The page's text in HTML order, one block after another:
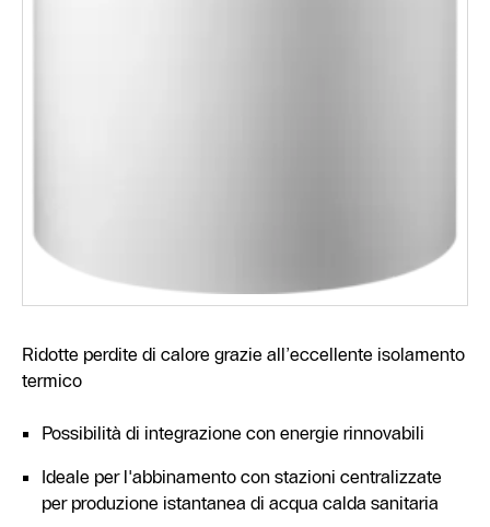
Ridotte perdite di calore grazie all’eccellente isolamento
termico
Possibilità di integrazione con energie rinnovabili
Ideale per l'abbinamento con stazioni centralizzate
per produzione istantanea di acqua calda sanitaria